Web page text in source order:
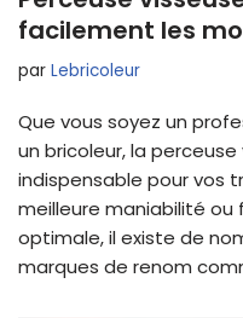
facilement les
par Lebricoleur
Que vous soyez un
un bricoleur, la
indispensable pour vos
meilleure maniabilité ou
optimale, il existe de
marques de renom